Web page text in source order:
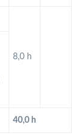
8,0 h
40,0 h